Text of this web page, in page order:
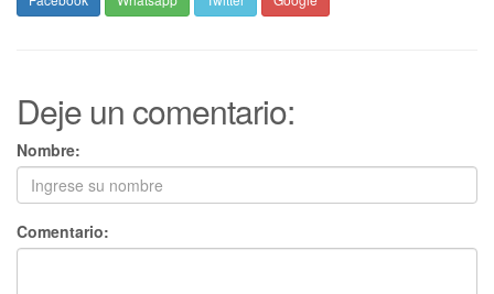
Deje un comentario:
Nombre:
Comentario: